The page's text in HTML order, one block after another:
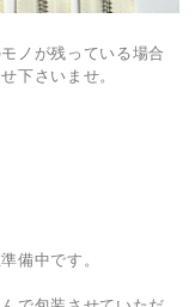
ノが残っている場合
下さいませ。
備中です。